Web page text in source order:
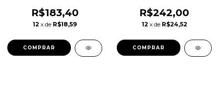
R$183,40
12 x de R$18,59
R$242,00
12 x de R$24,52